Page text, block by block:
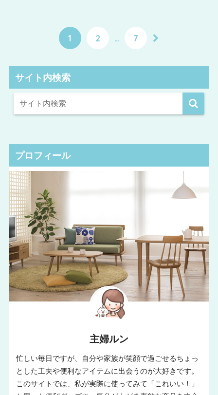
1 2 … 7
サイト内検索
プロフィール
主婦ルン
忙しい毎日ですが、自分や家族が笑顔で過ごせるちょっ
とした工夫や便利なアイテムに出会うのが大好きです。
このサイトでは、私が実際に使ってみて「これいい！」